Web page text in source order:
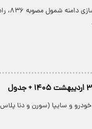
شورای رقابت با صدور
و سایپا (سورن و دنا